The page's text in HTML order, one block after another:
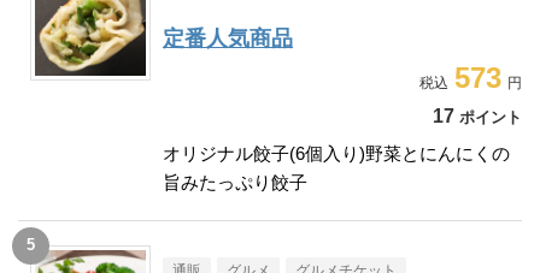
定番人気商品
573
17 ポイント
オリジナル餃子(6個入り)野菜とにんにくの
旨みたっぷり餃子